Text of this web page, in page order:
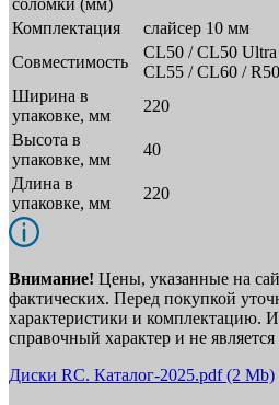
Комплектация
слайсер 10 мм
Совместимость
CL50 / CL50
CL55 / CL60 /
Ширина в
упаковке, мм
220
Высота в
упаковке, мм
40
Длина в
упаковке, мм
220
Внимание! Цены, указанные на
фактических. Перед покупкой
характеристики и комплектацию.
справочный характер и не
Диски RC. Каталог-2025.pdf(2 Mb)